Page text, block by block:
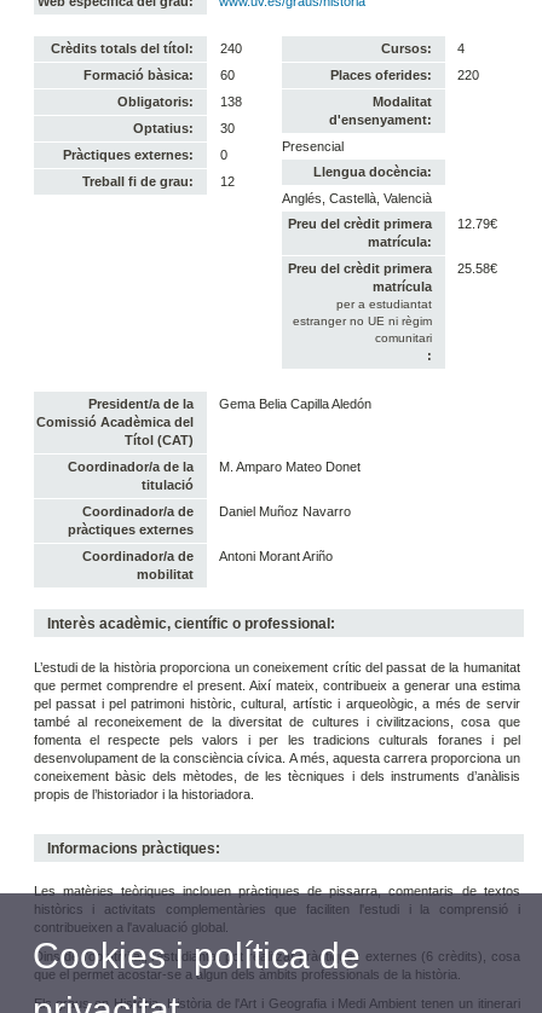
Crèdits totals del títol:
240
Formació bàsica:
60
Obligatoris:
138
Optatius:
30
Pràctiques externes:
0
Treball fi de grau:
12
Cursos:
4
Places oferides:
220
Modalitat
d'ensenyament:
Presencial
Llengua docència:
Anglés, Castellà, Valencià
Preu del crèdit primera
matrícula:
12.79€
Preu del crèdit primera
matrícula
per a estudiantat
estranger no UE ni règim
comunitari
:
25.58€
President/a de la
Comissió Acadèmica del
Títol (CAT)
Gema Belia Capilla Aledón
Coordinador/a de la
titulació
M. Amparo Mateo Donet
Coordinador/a de
pràctiques externes
Daniel Muñoz Navarro
Coordinador/a de
mobilitat
Antoni Morant Ariño
Interès acadèmic, científic o professional:
L’estudi de la història proporciona un coneixement crític del passat de la humanitat
que permet comprendre el present. Així mateix, contribueix a generar una estima
pel passat i pel patrimoni històric, cultural, artístic i arqueològic, a més de servir
també al reconeixement de la diversitat de cultures i civilitzacions, cosa que
fomenta el respecte pels valors i per les tradicions culturals foranes i pel
desenvolupament de la consciència cívica. A més, aquesta carrera proporciona un
coneixement bàsic dels mètodes, de les tècniques i dels instruments d’anàlisis
propis de l’historiador i la historiadora.
Informacions pràctiques:
Les matèries teòriques inclouen pràctiques de pissarra, comentaris de textos
històrics i activitats complementàries que faciliten l'estudi i la comprensió i
contribueixen a l'avaluació global.
Dins de l'optativitat, l'estudiantat pot realitzar pràctiques externes (6 crèdits), cosa
que el permet acostar-se a algun dels àmbits professionals de la història.
Els graus en Història, Història de l'Art i Geografia i Medi Ambient tenen un itinerari
Cookies i política de